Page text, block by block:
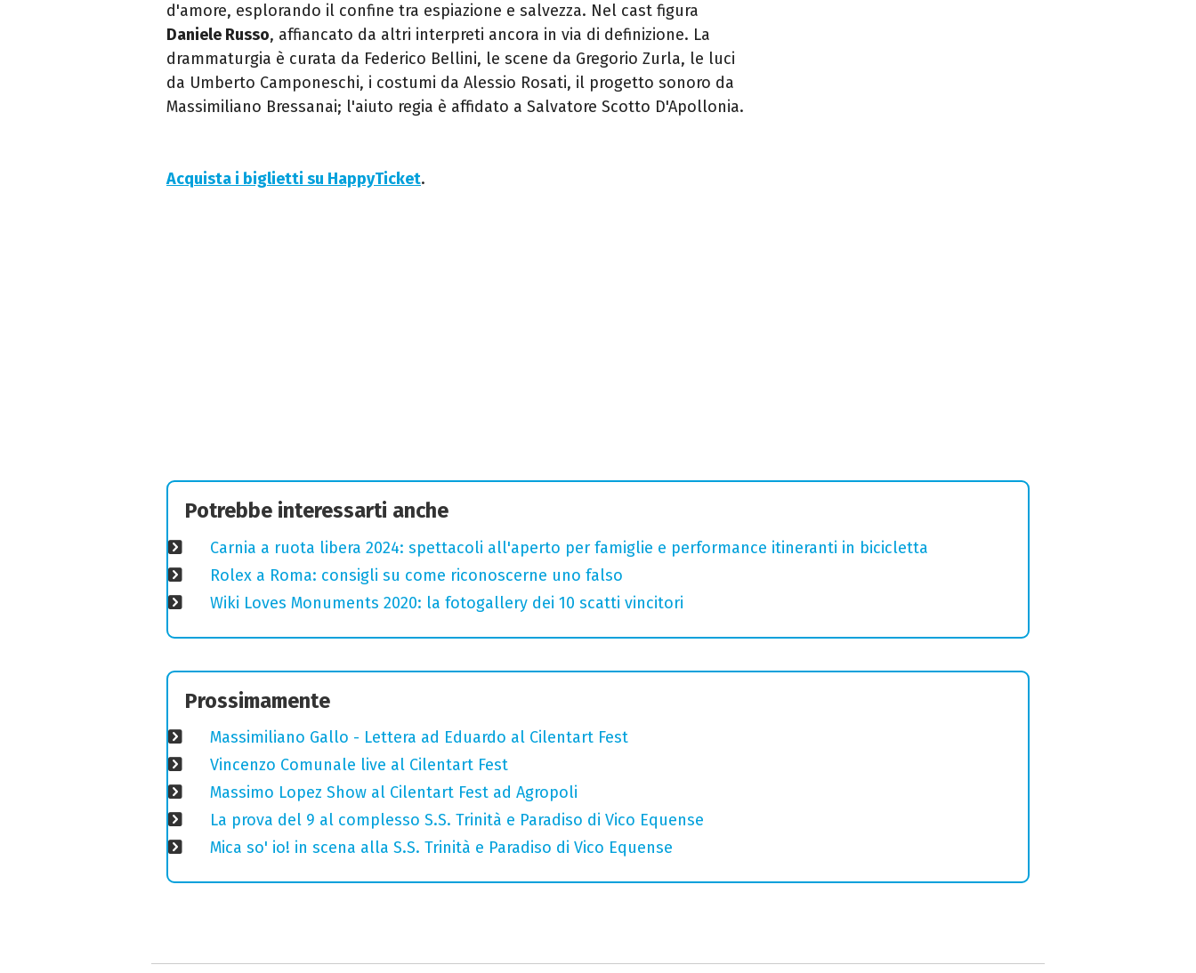
d'amore, esplorando il confine tra espiazione e salvezza. Nel cast figura
Daniele Russo, affiancato da altri interpreti ancora in via di definizione. La
drammaturgia è curata da Federico Bellini, le scene da Gregorio Zurla, le luci
da Umberto Camponeschi, i costumi da Alessio Rosati, il progetto sonoro da
Massimiliano Bressanai; l'aiuto regia è affidato a Salvatore Scotto D'Apollonia.
Acquista i biglietti su HappyTicket.
Potrebbe interessarti anche
Carnia a ruota libera 2024: spettacoli all'aperto per famiglie e performance itineranti in bicicletta
Rolex a Roma: consigli su come riconoscerne uno falso
Wiki Loves Monuments 2020: la fotogallery dei 10 scatti vincitori
Prossimamente
Massimiliano Gallo - Lettera ad Eduardo al Cilentart Fest
Vincenzo Comunale live al Cilentart Fest
Massimo Lopez Show al Cilentart Fest ad Agropoli
La prova del 9 al complesso S.S. Trinità e Paradiso di Vico Equense
Mica so' io! in scena alla S.S. Trinità e Paradiso di Vico Equense